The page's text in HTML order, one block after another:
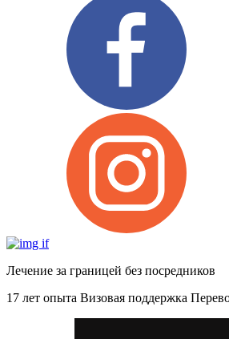
Лечение за границей без посредников
17 лет опыта Визовая поддержка